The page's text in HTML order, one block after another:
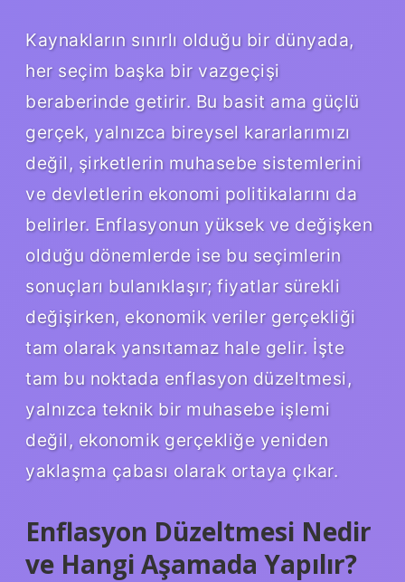
Kaynakların sınırlı olduğu bir dünyada,
her seçim başka bir vazgeçişi
beraberinde getirir. Bu basit ama güçlü
gerçek, yalnızca bireysel kararlarımızı
değil, şirketlerin muhasebe sistemlerini
ve devletlerin ekonomi politikalarını da
belirler. Enflasyonun yüksek ve değişken
olduğu dönemlerde ise bu seçimlerin
sonuçları bulanıklaşır; fiyatlar sürekli
değişirken, ekonomik veriler gerçekliği
tam olarak yansıtamaz hale gelir. İşte
tam bu noktada enflasyon düzeltmesi,
yalnızca teknik bir muhasebe işlemi
değil, ekonomik gerçekliğe yeniden
yaklaşma çabası olarak ortaya çıkar.
Enflasyon Düzeltmesi Nedir
ve Hangi Aşamada Yapılır?